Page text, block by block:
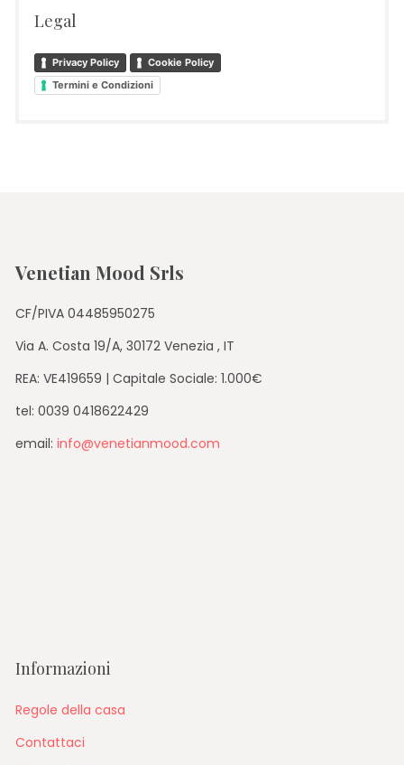
Legal
Privacy Policy
Cookie Policy
Termini e Condizioni
Venetian Mood Srls
CF/PIVA 04485950275
Via A. Costa 19/A, 30172 Venezia , IT
REA: VE419659 | Capitale Sociale: 1.000€
tel: 0039 0418622429
email: info@venetianmood.com
Informazioni
Regole della casa
Contattaci